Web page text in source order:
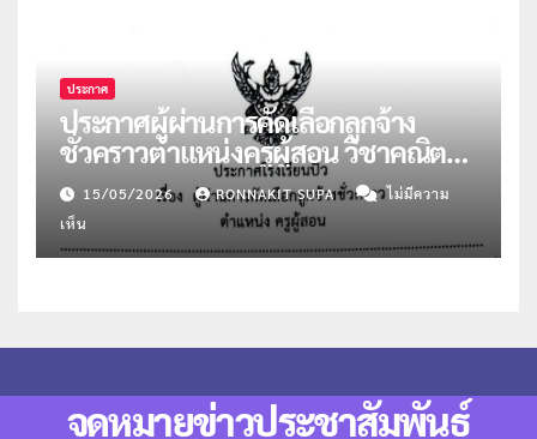
ประกาศ
ประกาศผู้ผ่านการคัดเลือกลูกจ้าง
ชั่วคราวตำแหน่งครูผู้สอน วิชาคณิตฯ
และแนะแนว
15/05/2026 RONNAKIT SUPA
ไม่มีความ
เห็น
จดหมายข่าวประชาสัมพันธ์